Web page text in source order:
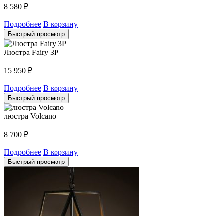
8 580 ₽
Подробнее В корзину
Быстрый просмотр
Люстра Fairy 3P
15 950 ₽
Подробнее В корзину
Быстрый просмотр
люстра Volcano
8 700 ₽
Подробнее В корзину
Быстрый просмотр